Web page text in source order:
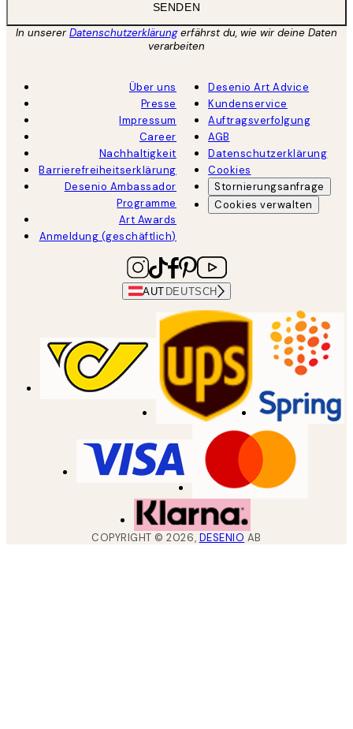
SENDEN
In unsererDatenschutzerklärungerfährst du, wie wir deine Daten
verarbeiten
Über uns
Presse
Impressum
Career
Nachhaltigkeit
Barrierefreiheitserklärung
Desenio Ambassador
Programme
Art Awards
Anmeldung (geschäftlich)
Desenio Art Advice
Kundenservice
Auftragsverfolgung
AGB
Datenschutzerklärung
Cookies
Stornierungsanfrage
Cookies verwalten
AUT DEUTSCH
COPYRIGHT ©2026, DESENIO AB